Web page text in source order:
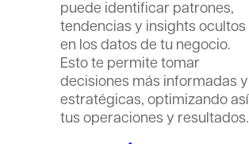
puede identificar patrones,
tendencias y insights ocultos
en los datos de tu negocio.
Esto te permite tomar
decisiones más informadas y
estratégicas, optimizando así
tus operaciones y resultados.